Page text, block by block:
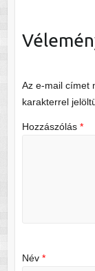
Az e-mail címet
karakterrel
Hozzászólás *
Név *